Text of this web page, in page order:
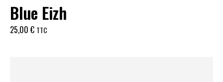
Blue Eizh
25,00 € TTC